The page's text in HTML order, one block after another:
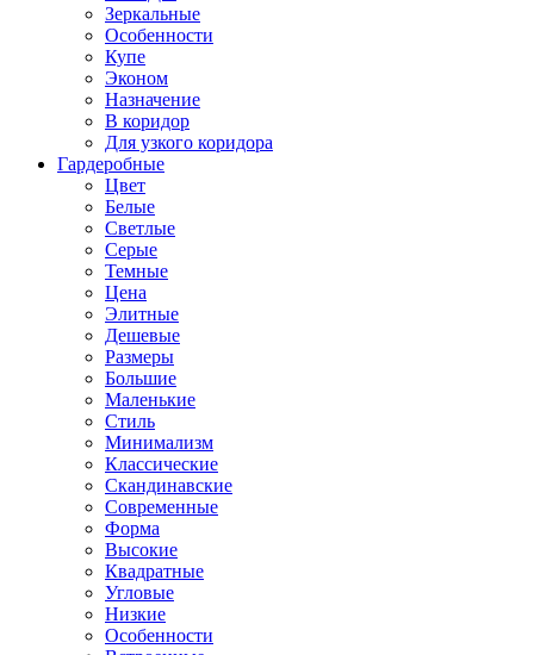
Зеркальные
Особенности
Купе
Эконом
Назначение
В коридор
Для узкого коридора
Гардеробные
Цвет
Белые
Светлые
Серые
Темные
Цена
Элитные
Дешевые
Размеры
Большие
Маленькие
Стиль
Минимализм
Классические
Скандинавские
Современные
Форма
Высокие
Квадратные
Угловые
Низкие
Особенности